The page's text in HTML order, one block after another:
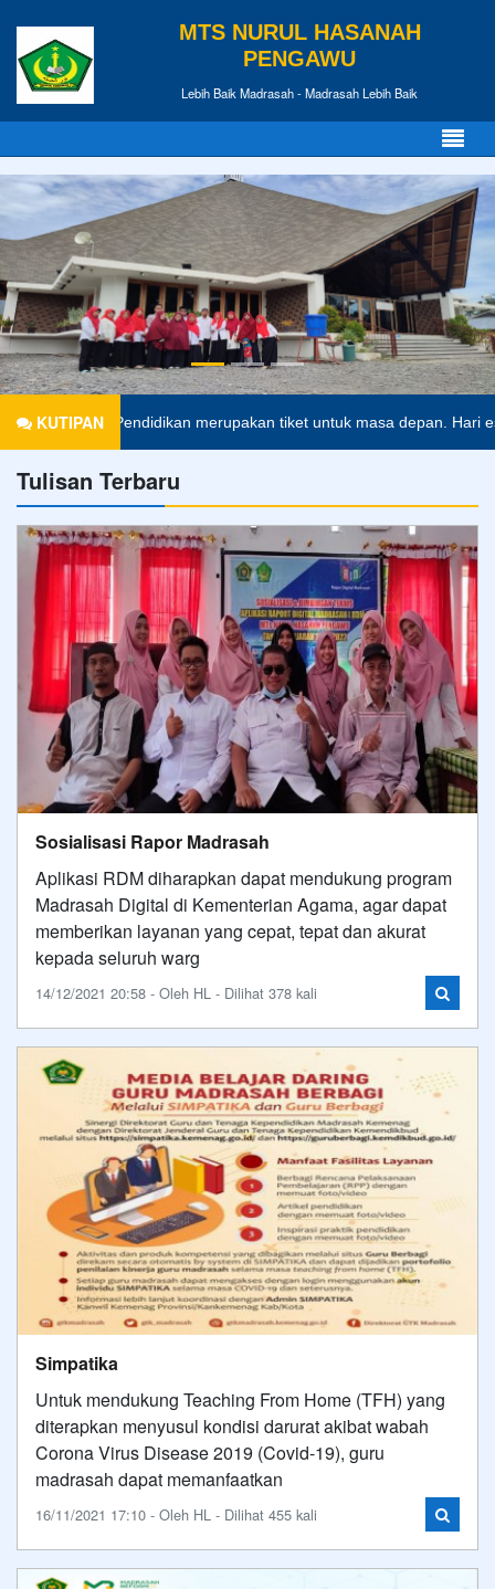
MTS NURUL HASANAH
PENGAWU
Lebih Baik Madrasah - Madrasah Lebih Baik
KUTIPAN
Pendidikan merupakan tiket untuk masa depan. Hari esok untuk
Tulisan Terbaru
Sosialisasi Rapor Madrasah
Aplikasi RDM diharapkan dapat mendukung program
Madrasah Digital di Kementerian Agama, agar dapat
memberikan layanan yang cepat, tepat dan akurat
kepada seluruh warg
14/12/2021 20:58 - Oleh HL - Dilihat 378 kali
Simpatika
Untuk mendukung Teaching From Home (TFH) yang
diterapkan menyusul kondisi darurat akibat wabah
Corona Virus Disease 2019 (Covid-19), guru
madrasah dapat memanfaatkan
16/11/2021 17:10 - Oleh HL - Dilihat 455 kali